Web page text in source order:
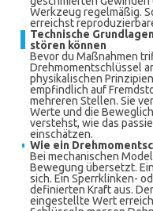
Werkzeug regelmäßig.
erreichst
Technische
stören können
Bevor du Maßnahmen
Drehmomentschlüssel
physikalischen
empfindlich auf
mehreren Stellen. Sie
Werte und die
verstehst, wie das
einschätzen.
Wie ein
Bei mechanischen
Bewegung übersetzt.
sich. Ein Sperrklinken-
definierten Kraft aus.
eingestellte Wert